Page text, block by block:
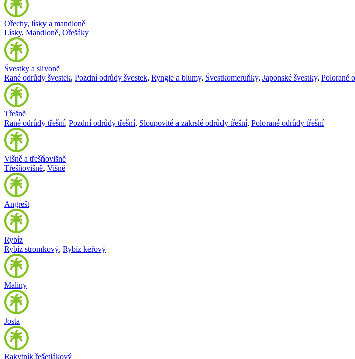
Ořechy, lísky a mandloně
Lísky, Mandloně, Ořešáky
Švestky a slivoně
Rané odrůdy švestek, Pozdní odrůdy švestek, Ryngle a blumy, Švestkomeruňky, Japonské švestky, Polorané
Třešně
Rané odrůdy třešní, Pozdní odrůdy třešní, Sloupovité a zakrslé odrůdy třešní, Polorané odrůdy třešní
Višně a třešňovišně
Třešňovišně, Višně
Angrešt
Rybíz
Rybíz stromkový, Rybíz keřový
Maliny
Josta
Rakytník řešetlákový